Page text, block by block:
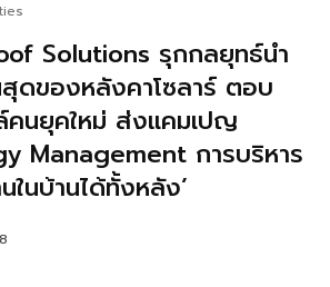
Solutions รุกกลยุทธ์นำ
ดของหลังคาโซลาร์ ตอบ
คนยุคใหม่ ส่งแคมเปญ
Management การบริหาร
นบ้านได้ทั้งหลัง’